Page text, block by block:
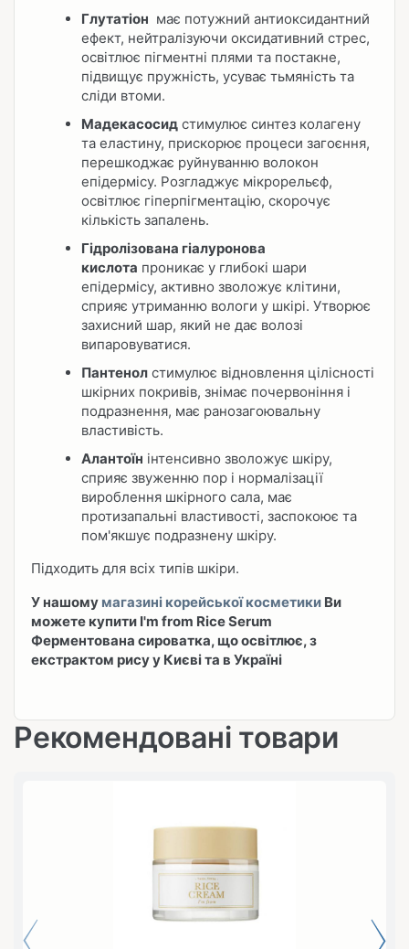
Глутатіон має потужний антиоксидантний
ефект, нейтралізуючи оксидативний стрес,
освітлює пігментні плями та постакне,
підвищує пружність, усуває тьмяність та
сліди втоми.
Мадекасосид стимулює синтез колагену
та еластину, прискорює процеси загоєння,
перешкоджає руйнуванню волокон
епідермісу. Розгладжує мікрорельєф,
освітлює гіперпігментацію, скорочує
кількість запалень.
Гідролізована гіалуронова
кислота проникає у глибокі шари
епідермісу, активно зволожує клітини,
сприяє утриманню вологи у шкірі. Утворює
захисний шар, який не дає волозі
випаровуватися.
Пантенол стимулює відновлення цілісності
шкірних покривів, знімає почервоніння і
подразнення, має ранозагоювальну
властивість.
Алантоїн інтенсивно зволожує шкіру,
сприяє звуженню пор і нормалізації
вироблення шкірного сала, має
протизапальні властивості, заспокоює та
пом'якшує подразнену шкіру.
Підходить для всіх типів шкіри.
У нашому магазині корейської косметики Ви
можете купити I'm from Rice Serum
Ферментована сироватка, що освітлює, з
екстрактом рису у Києві та в Україні
Рекомендовані товари